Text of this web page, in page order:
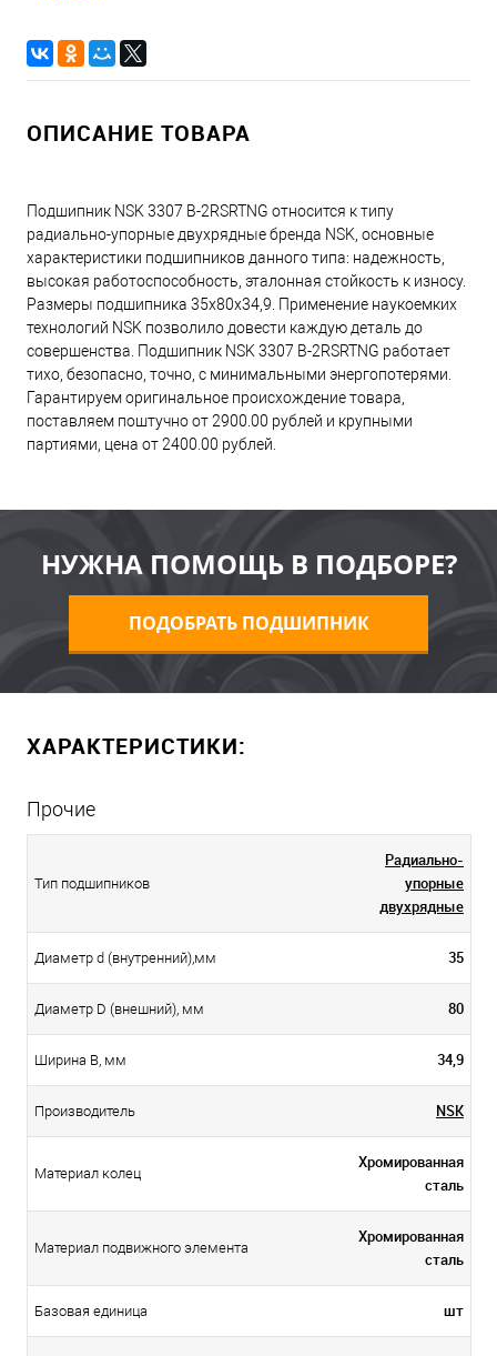
ОПИСАНИЕ ТОВАРА
Подшипник NSK 3307 B-2RSRTNG относится к типу
радиально-упорные двухрядные бренда NSK, основные
характеристики подшипников данного типа: надежность,
высокая работоспособность, эталонная стойкость к износу.
Размеры подшипника 35x80x34,9. Применение наукоемких
технологий NSK позволило довести каждую деталь до
совершенства. Подшипник NSK 3307 B-2RSRTNG работает
тихо, безопасно, точно, с минимальными энергопотерями.
Гарантируем оригинальное происхождение товара,
поставляем поштучно от 2900.00 рублей и крупными
партиями, цена от 2400.00 рублей.
НУЖНА ПОМОЩЬ В ПОДБОРЕ?
ПОДОБРАТЬ ПОДШИПНИК
ХАРАКТЕРИСТИКИ:
Прочие
Тип подшипников
Радиально-
упорные
двухрядные
Диаметр d (внутренний),мм 35
Диаметр D (внешний), мм 80
Ширина B, мм 34,9
Производитель NSK
Материал колец
Хромированная
сталь
Материал подвижного элемента
Хромированная
сталь
Базовая единица шт